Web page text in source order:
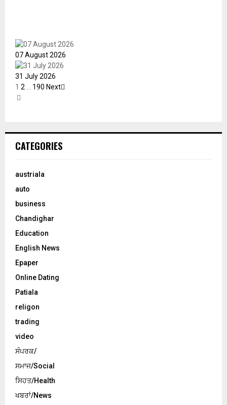
07 August 2026
31 July 2026
1 2 190 Next
CATEGORIES
austriala
auto
business
Chandighar
Education
English News
Epaper
Online Dating
Patiala
religon
trading
video
ਸੰਪਰਕ/
ਸਮਾਜ/Social
ਸਿਹਤ/Health
ਖਬਰਾਂ/News